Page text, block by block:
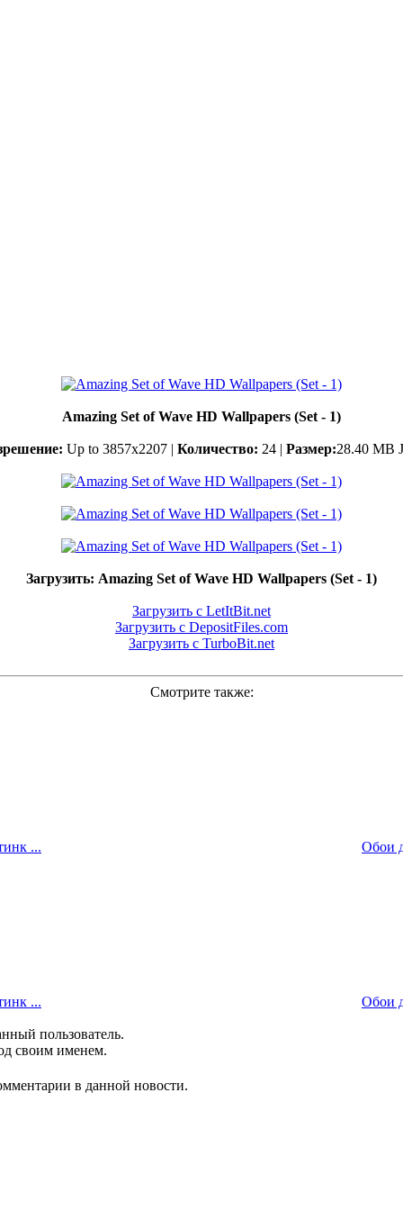
Amazing Set of Wave HD Wallpapers (Set - 1)
Up to 3857x2207 | Количество: 24 | Размер:28.40 MB
Загрузить: Amazing Set of Wave HD Wallpapers (Set - 1)
Загрузить с LetItBit.net
Загрузить с DepositFiles.com
Загрузить с TurboBit.net
Смотрите также:
... Обои
... Обои
пользователь.
своим именем.
в данной новости.